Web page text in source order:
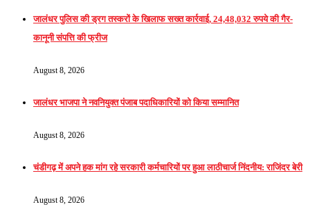
जालंधर पुलिस की ड्रग तस्करों के खिलाफ सख्त कार्रवाई, 24,48,032 रुपये की गैर-
कानूनी संपत्ति की फ्रीज
August 8, 2026
जालंधर भाजपा ने नवनियुक्त पंजाब पदाधिकारियों को किया सम्मानित
August 8, 2026
चंडीगढ़ में अपने हक मांग रहे सरकारी कर्मचारियों पर हुआ लाठीचार्ज निंदनीय: राजिंदर बेरी
August 8, 2026